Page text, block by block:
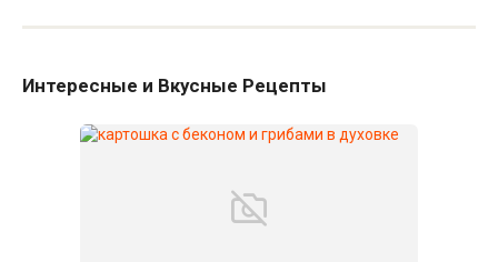
Интересные и Вкусные Рецепты